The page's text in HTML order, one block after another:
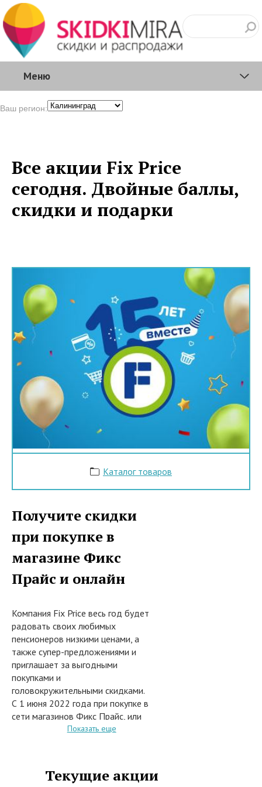
Меню
Ваш регион:
Все акции Fix Price
сегодня. Двойные баллы,
скидки и подарки
Каталог товаров
Получите скидки
при покупке в
магазине Фикс
Прайс и онлайн
Компания Fix Price весь год будет
радовать своих любимых
пенсионеров низкими ценами, а
также супер-предложениями и
приглашает за выгодными
покупками и
головокружительными скидками.
С 1 июня 2022 года при покупке в
сети магазинов Фикс Прайс, или
заказе из каталога на сайте
промокоды, благодаря которым
Показать еще
Текущие акции